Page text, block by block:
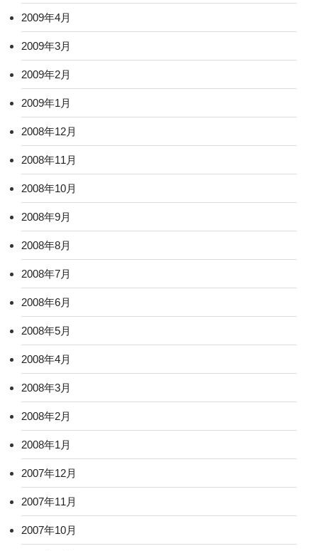
2009年4月
2009年3月
2009年2月
2009年1月
2008年12月
2008年11月
2008年10月
2008年9月
2008年8月
2008年7月
2008年6月
2008年5月
2008年4月
2008年3月
2008年2月
2008年1月
2007年12月
2007年11月
2007年10月